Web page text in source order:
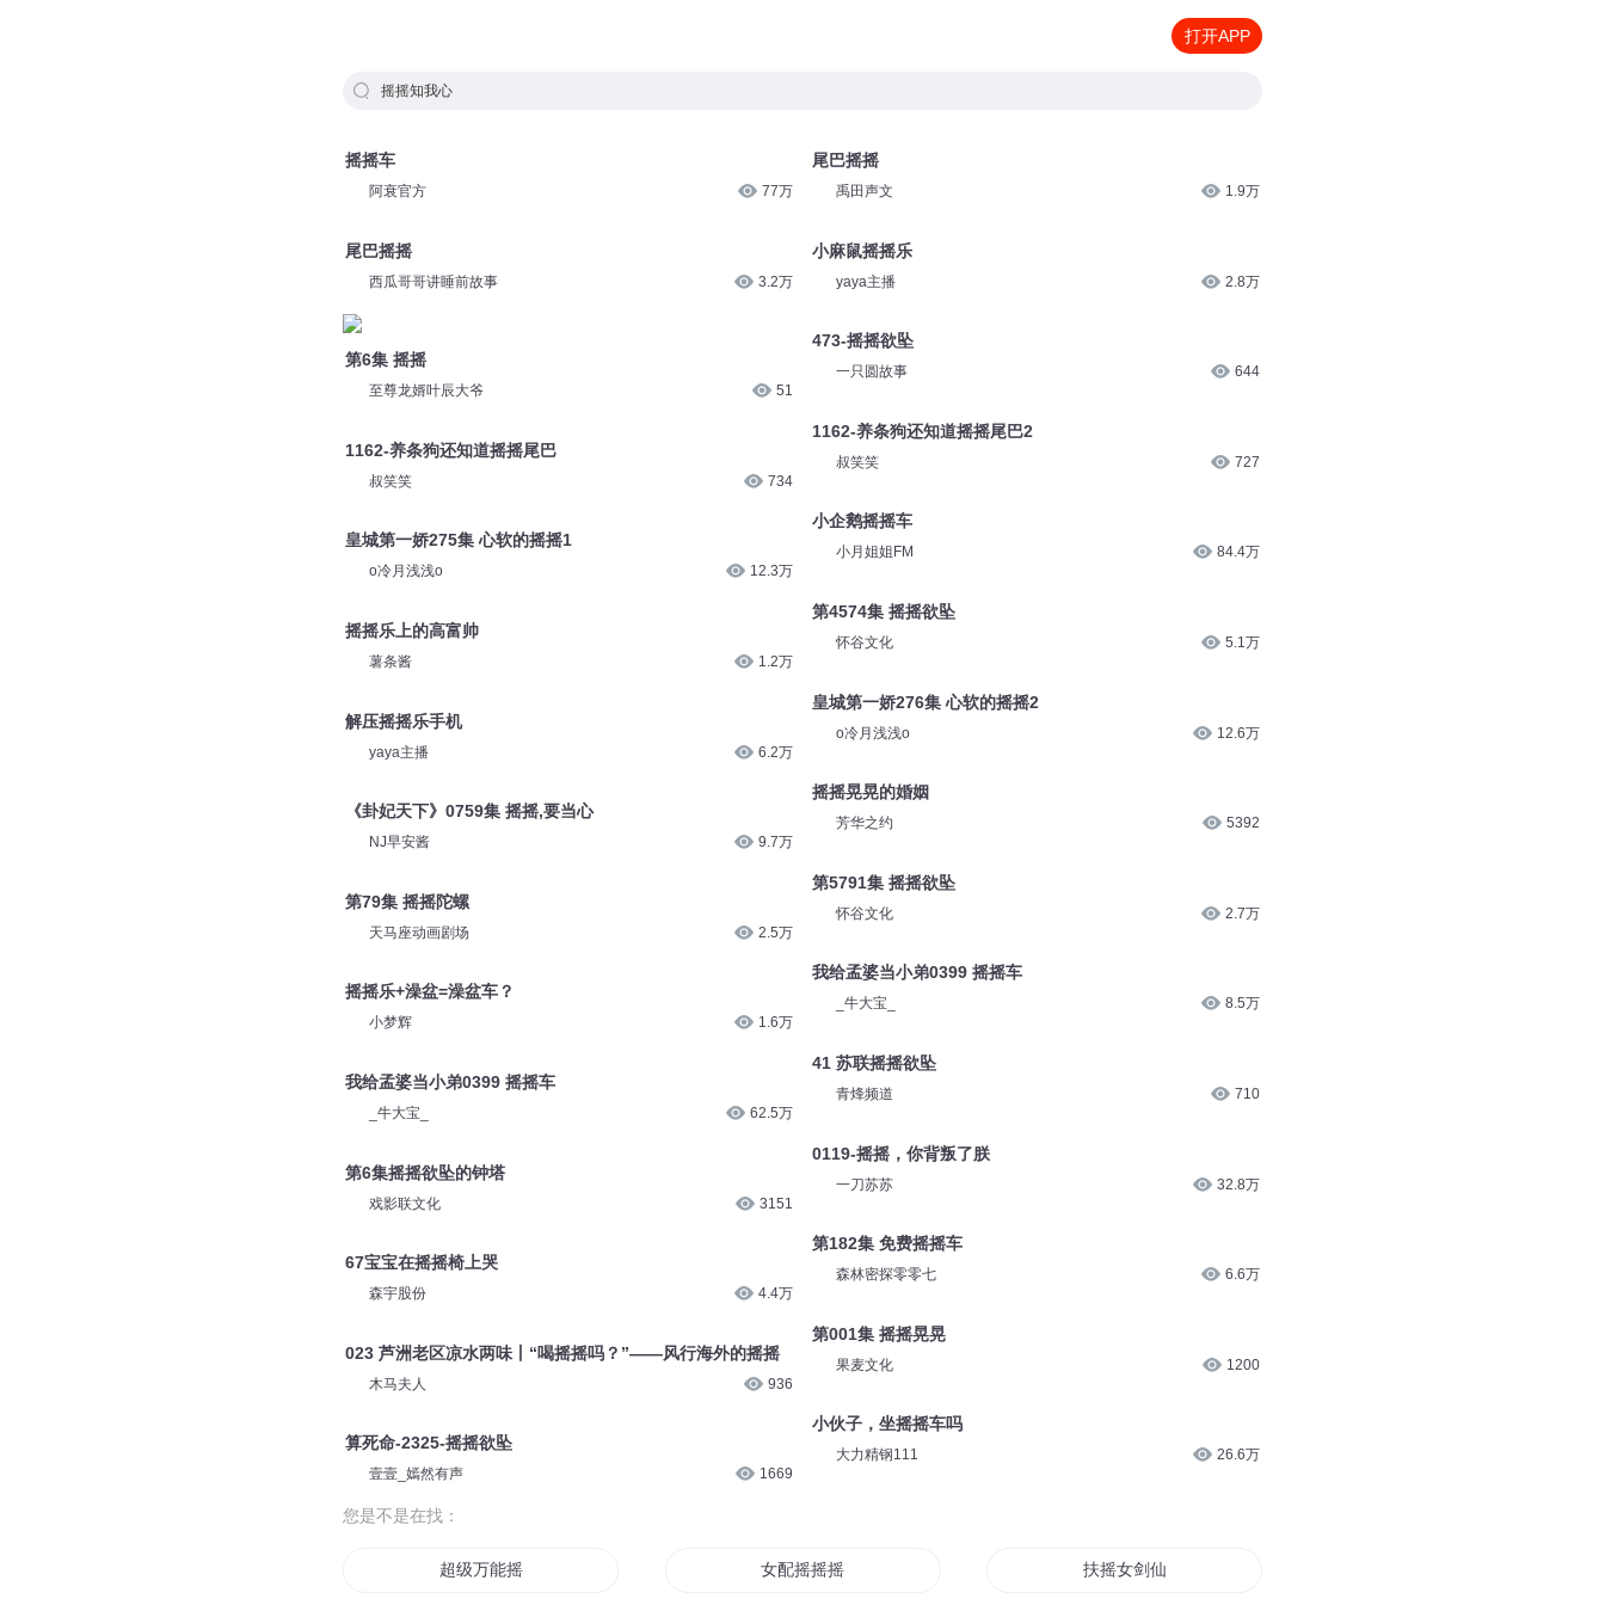
打开APP
摇摇知我心
摇摇车
阿衰官方 77万
尾巴摇摇
西瓜哥哥讲睡前故事 3.2万
第6集 摇摇
至尊龙婿叶辰大爷 51
1162-养条狗还知道摇摇尾巴
叔笑笑 734
皇城第一娇275集 心软的摇摇1
o冷月浅浅o 12.3万
摇摇乐上的高富帅
薯条酱 1.2万
解压摇摇乐手机
yaya主播 6.2万
《卦妃天下》0759集 摇摇,要当心
NJ早安酱 9.7万
第79集 摇摇陀螺
天马座动画剧场 2.5万
摇摇乐+澡盆=澡盆车？
小梦辉 1.6万
我给孟婆当小弟0399 摇摇车
_牛大宝_ 62.5万
第6集摇摇欲坠的钟塔
戏影联文化 3151
67宝宝在摇摇椅上哭
森宇股份 4.4万
023 芦洲老区凉水两味丨“喝摇摇吗？”——风行海外的摇摇
木马夫人 936
算死命-2325-摇摇欲坠
壹壹_嫣然有声 1669
尾巴摇摇
禹田声文 1.9万
小麻鼠摇摇乐
yaya主播 2.8万
473-摇摇欲坠
一只圆故事 644
1162-养条狗还知道摇摇尾巴2
叔笑笑 727
小企鹅摇摇车
小月姐姐FM 84.4万
第4574集 摇摇欲坠
怀谷文化 5.1万
皇城第一娇276集 心软的摇摇2
o冷月浅浅o 12.6万
摇摇晃晃的婚姻
芳华之约 5392
第5791集 摇摇欲坠
怀谷文化 2.7万
我给孟婆当小弟0399 摇摇车
_牛大宝_ 8.5万
41 苏联摇摇欲坠
青烽频道 710
0119-摇摇，你背叛了朕
一刀苏苏 32.8万
第182集 免费摇摇车
森林密探零零七 6.6万
第001集 摇摇晃晃
果麦文化 1200
小伙子，坐摇摇车吗
大力精钢111 26.6万
您是不是在找：
超级万能摇一摇 女配摇摇摇 扶摇女剑仙